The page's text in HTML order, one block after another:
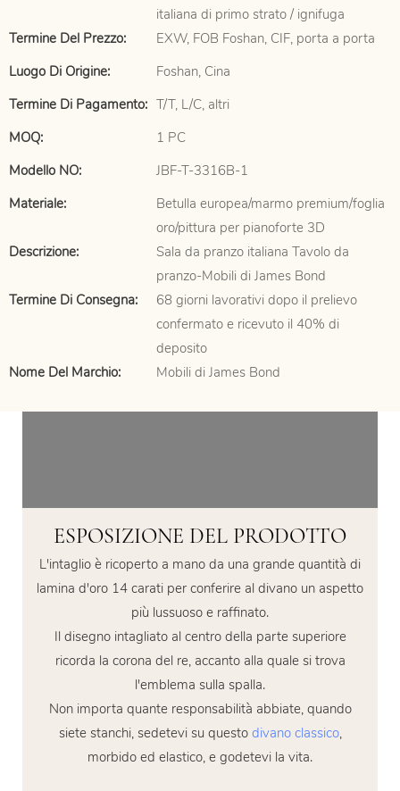
italiana di primo strato / ignifuga
Termine Del Prezzo:
EXW, FOB Foshan, CIF, porta a porta
Luogo Di Origine:
Foshan, Cina
Termine Di Pagamento: T/T, L/C, altri
MOQ:
1 PC
Modello NO:
JBF-T-3316B-1
Materiale:
Betulla europea/marmo premium/foglia
oro/pittura per pianoforte 3D
Descrizione:
Sala da pranzo italiana Tavolo da
pranzo-Mobili di James Bond
Termine Di Consegna:
68 giorni lavorativi dopo il prelievo
confermato e ricevuto il 40% di
deposito
Nome Del Marchio:
Mobili di James Bond
ESPOSIZIONE DEL PRODOTTO
L'intaglio è ricoperto a mano da una grande quantità di
lamina d'oro 14 carati per conferire al divano un aspetto
più lussuoso e raffinato.
Il disegno intagliato al centro della parte superiore
ricorda la corona del re, accanto alla quale si trova
l'emblema sulla spalla.
Non importa quante responsabilità abbiate, quando
siete stanchi, sedetevi su questo divano classico,
morbido ed elastico, e godetevi la vita.